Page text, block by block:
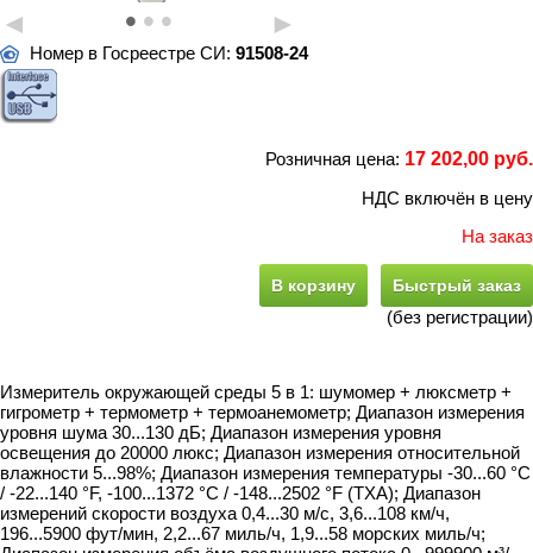
• • •
◄ ►
Номер в Госреестре СИ: 91508-24
Розничная цена: 17 202,00 руб.
НДС включён в цену
На заказ
В корзину Быстрый заказ
(без регистрации)
Измеритель окружающей среды 5 в 1: шумомер + люксметр +
гигрометр + термометр + термоанемометр; Диапазон измерения
уровня шума 30...130 дБ; Диапазон измерения уровня
освещения до 20000 люкс; Диапазон измерения относительной
влажности 5...98%; Диапазон измерения температуры -30...60 °C
/ -22...140 °F, -100...1372 °C / -148...2502 °F (ТХА); Диапазон
измерений скорости воздуха 0,4...30 м/с, 3,6...108 км/ч,
196...5900 фут/мин, 2,2...67 миль/ч, 1,9...58 морских миль/ч;